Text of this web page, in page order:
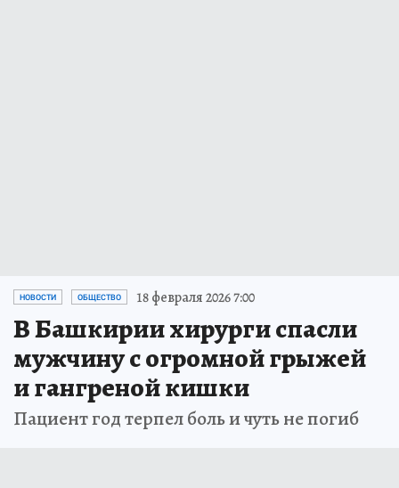
НОВОСТИ ОБЩЕСТВО 18 февраля 2026 7:00
В Башкирии хирурги спасли
мужчину с огромной грыжей
и гангреной кишки
Пациент год терпел боль и чуть не погиб